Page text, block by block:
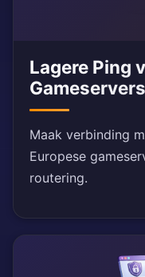
Lagere Ping
Gameservers
Maak verbinding
Europese
routering.